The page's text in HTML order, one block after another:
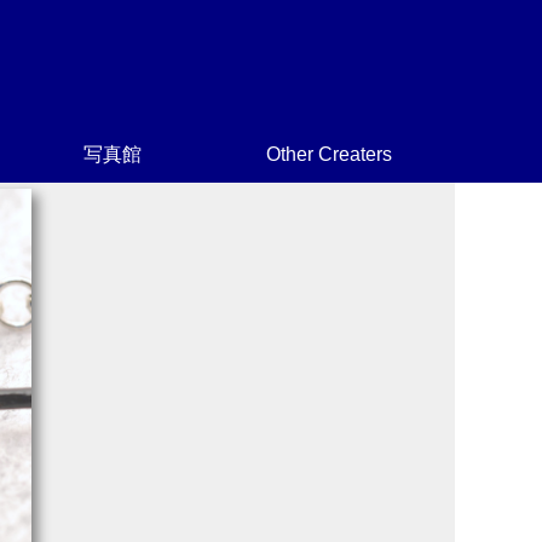
写真館 Other Creaters